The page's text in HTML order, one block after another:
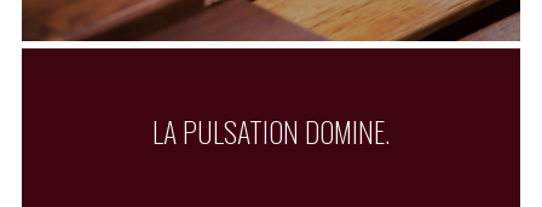
LA PULSATION DOMINE.